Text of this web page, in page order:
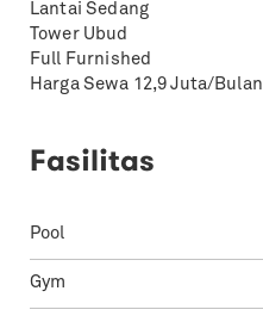
Lantai Sedang
Tower Ubud
Full Furnished
Harga Sewa 12,9 Juta/Bulan
Fasilitas
Pool
Gym